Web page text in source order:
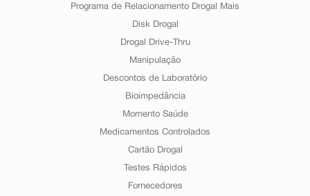
Programa de Relacionamento Drogal Mais
Disk Drogal
Drogal Drive-Thru
Manipulação
Descontos de Laboratório
Bioimpedância
Momento Saúde
Medicamentos Controlados
Cartão Drogal
Testes Rápidos
Fornecedores